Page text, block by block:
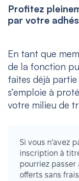
Profitez
par votre
En tant que
de la fonction
faites déjà
s’emploie à
votre milieu de
Si vous n’avez
inscription à
pourriez passer
offerts sans